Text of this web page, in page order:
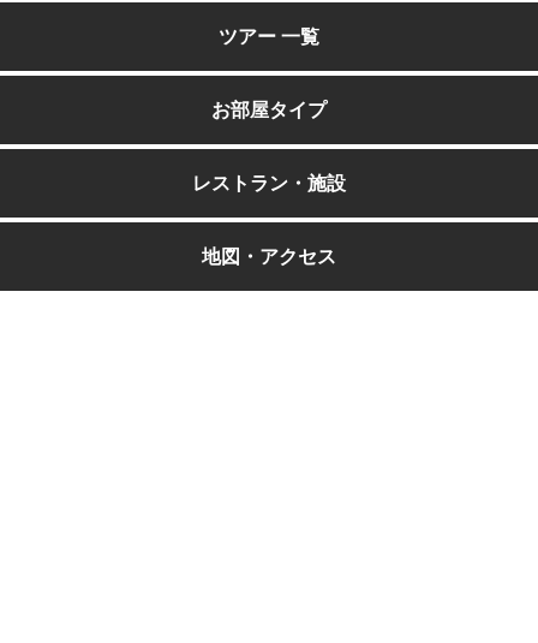
ツアー 一覧
お部屋タイプ
レストラン・施設
地図・アクセス